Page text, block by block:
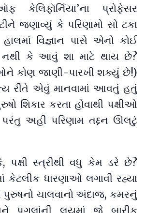
કેલિફૉર્નિયા’ના પ્રોફેસર
જણાવ્યું કે પરિણામો સો ટકા
વિજ્ઞાન પાસે એનો કોઈ
નથી કે આવું શા માટે થાય છે?
કોણ જાણી-પારખી શક્યું છે!)
રીતે એવું માનવામાં આવતું હતું
શિકાર કરતા હોવાથી પક્ષીઓ
અહીં પરિણામ તદ્દન ઊલટું
સ્ત્રીથી વધુ કેમ ડરે છે?
કેટલીક ધારણાઓ લગાવી રહ્યા
ચાલવાનો અંદાજ, કમરનું